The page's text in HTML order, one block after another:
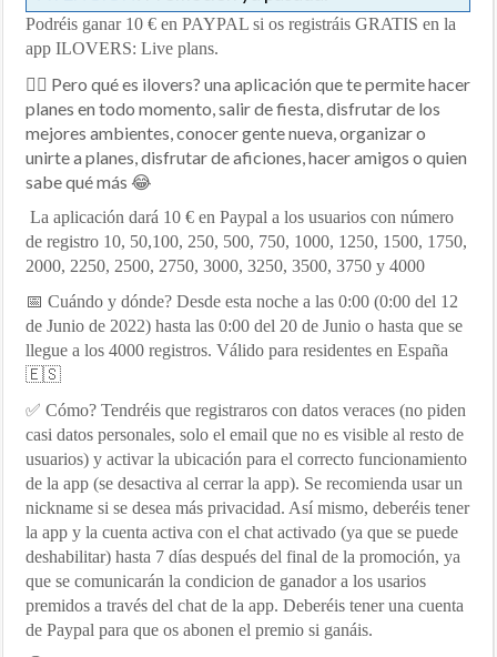
Podréis ganar 10 € en PAYPAL si os registráis GRATIS en la
app ILOVERS: Live plans.
✋🏽 Pero qué es ilovers? una aplicación que te permite hacer
planes en todo momento, salir de fiesta, disfrutar de los
mejores ambientes, conocer gente nueva, organizar o
unirte a planes, disfrutar de aficiones, hacer amigos o quien
sabe qué más 😂
La aplicación dará 10 € en Paypal a los usuarios con número
de registro 10, 50,100, 250, 500, 750, 1000, 1250, 1500, 1750,
2000, 2250, 2500, 2750, 3000, 3250, 3500, 3750 y 4000
📅 Cuándo y dónde? Desde esta noche a las 0:00 (0:00 del 12
de Junio de 2022) hasta las 0:00 del 20 de Junio o hasta que se
llegue a los 4000 registros. Válido para residentes en España
🇪🇸
✅ Cómo? Tendréis que registraros con datos veraces (no piden
casi datos personales, solo el email que no es visible al resto de
usuarios) y activar la ubicación para el correcto funcionamiento
de la app (se desactiva al cerrar la app). Se recomienda usar un
nickname si se desea más privacidad. Así mismo, deberéis tener
la app y la cuenta activa con el chat activado (ya que se puede
deshabilitar) hasta 7 días después del final de la promoción, ya
que se comunicarán la condicion de ganador a los usarios
premidos a través del chat de la app. Deberéis tener una cuenta
de Paypal para que os abonen el premio si ganáis.